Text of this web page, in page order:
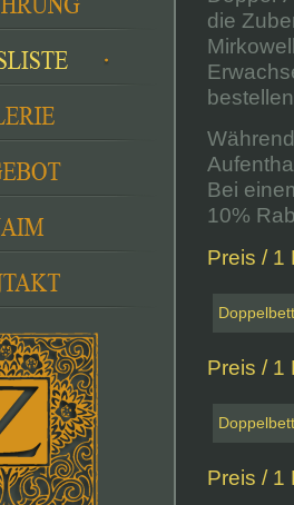
die
Bei
10%
Preis / 1
Doppelbett
Preis / 1
Doppelbett
Preis / 1